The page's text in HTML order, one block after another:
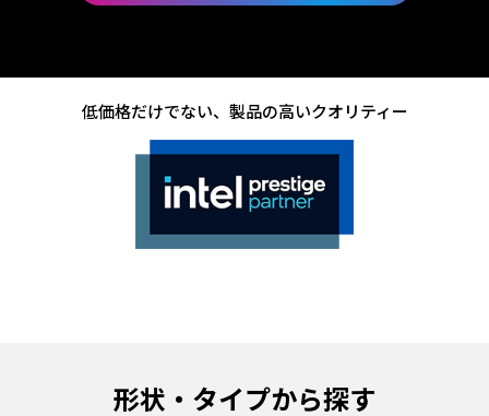
低価格だけでない、製品の高いクオリティー
形状・タイプから探す